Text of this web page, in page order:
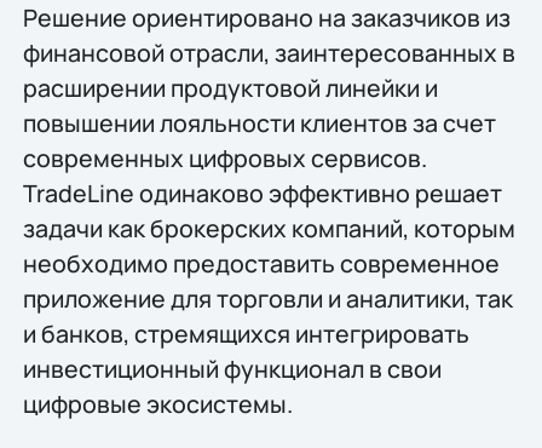
Решение ориентировано на заказчиков из
финансовой отрасли, заинтересованных в
расширении продуктовой линейки и
повышении лояльности клиентов за счет
современных цифровых сервисов.
TradeLine одинаково эффективно решает
задачи как брокерских компаний, которым
необходимо предоставить современное
приложение для торговли и аналитики, так
и банков, стремящихся интегрировать
инвестиционный функционал в свои
цифровые экосистемы.